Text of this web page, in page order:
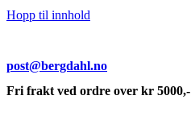
Hopp til innhold
post@bergdahl.no
Fri frakt ved ordre over kr 5000,-